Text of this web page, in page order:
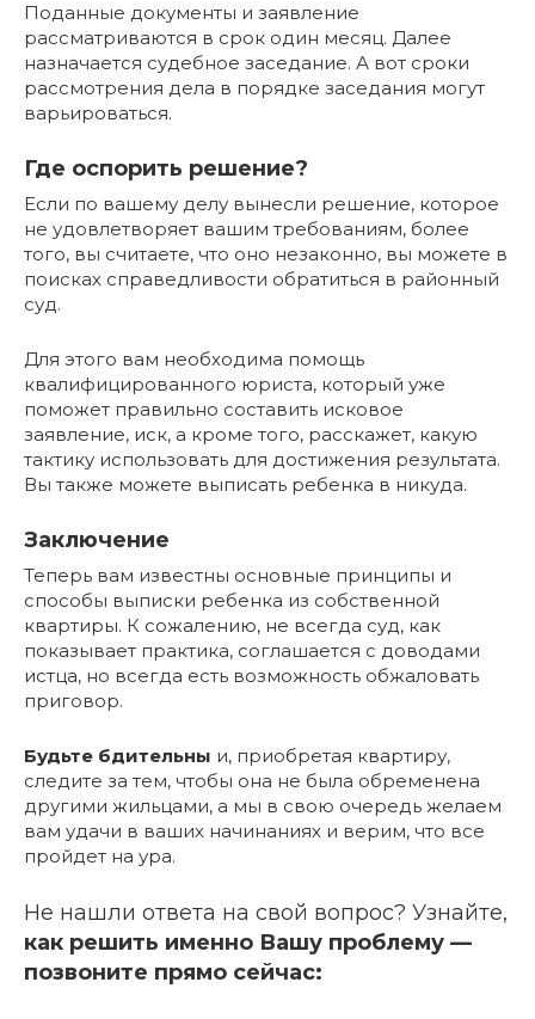
Поданные документы и заявление
рассматриваются в срок один месяц. Далее
назначается судебное заседание. А вот сроки
рассмотрения дела в порядке заседания могут
варьироваться.
Где оспорить решение?
Если по вашему делу вынесли решение, которое
не удовлетворяет вашим требованиям, более
того, вы считаете, что оно незаконно, вы можете в
поисках справедливости обратиться в районный
суд.
Для этого вам необходима помощь
квалифицированного юриста, который уже
поможет правильно составить исковое
заявление, иск, а кроме того, расскажет, какую
тактику использовать для достижения результата.
Вы также можете выписать ребенка в никуда.
Заключение
Теперь вам известны основные принципы и
способы выписки ребенка из собственной
квартиры. К сожалению, не всегда суд, как
показывает практика, соглашается с доводами
истца, но всегда есть возможность обжаловать
приговор.
Будьте бдительны и, приобретая квартиру,
следите за тем, чтобы она не была обременена
другими жильцами, а мы в свою очередь желаем
вам удачи в ваших начинаниях и верим, что все
пройдет на ура.
Не нашли ответа на свой вопрос? Узнайте,
как решить именно Вашу проблему —
позвоните прямо сейчас: